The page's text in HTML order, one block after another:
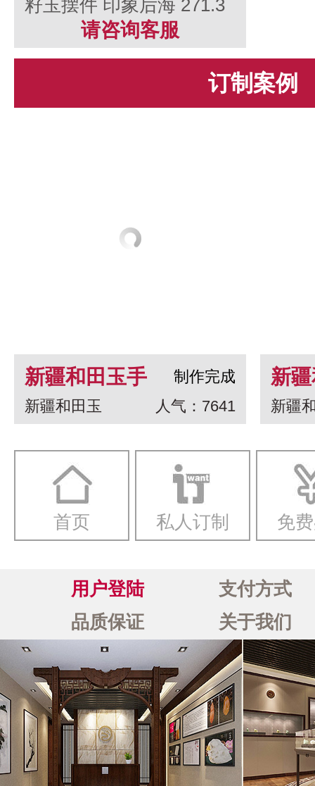
籽玉摆件 印象后海 271.3
请咨询客服
订制案例
新疆和田玉手
串 龙生九子
制作完成
新疆和田玉
人气：7641
新
白
一
新疆
首页 私人订制 免
用户登陆
支付方式
品质保证
关于我们